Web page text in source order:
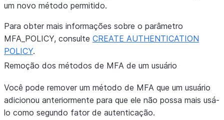
um novo método permitido.
Para obter mais informações sobre o parâmetro
MFA_POLICY, consulte CREATE AUTHENTICATION
POLICY.
Remoção dos métodos de MFA de um usuário
Você pode remover um método de MFA que um usuário
adicionou anteriormente para que ele não possa mais usá-
lo como segundo fator de autenticação.